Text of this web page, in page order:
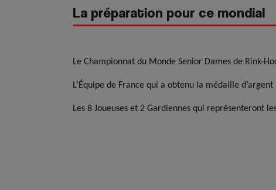
La préparation pour ce mondial
Le Championnat du Monde Senior Dames de Rink-
L’Équipe de France qui a obtenu la médaille
Les 8 Joueuses et 2 Gardiennes qui représenteront